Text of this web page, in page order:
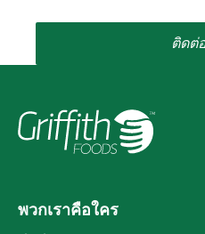
ติดต่
พวกเราคือใคร